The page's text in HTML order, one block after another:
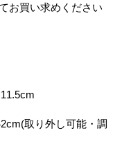
お買い求めください
取り外し可能・調